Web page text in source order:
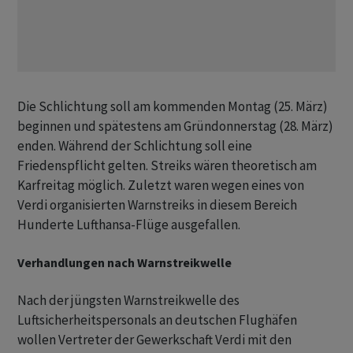
Die Schlichtung soll am kommenden Montag (25. März)
beginnen und spätestens am Gründonnerstag (28. März)
enden. Während der Schlichtung soll eine
Friedenspflicht gelten. Streiks wären theoretisch am
Karfreitag möglich. Zuletzt waren wegen eines von
Verdi organisierten Warnstreiks in diesem Bereich
Hunderte Lufthansa-Flüge ausgefallen.
Verhandlungen nach Warnstreikwelle
Nach der jüngsten Warnstreikwelle des
Luftsicherheitspersonals an deutschen Flughäfen
wollen Vertreter der Gewerkschaft Verdi mit den